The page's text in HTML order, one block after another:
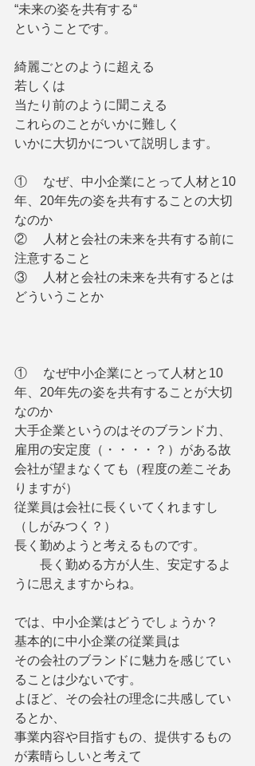
“未来の姿を共有する“
ということです。
綺麗ごとのように超える
若しくは
当たり前のように聞こえる
これらのことがいかに難しく
いかに大切かについて説明します。
①     なぜ、中小企業にとって人材と10
年、20年先の姿を共有することの大切
なのか
②     人材と会社の未来を共有する前に
注意すること
③     人材と会社の未来を共有するとは
どういうことか
①     なぜ中小企業にとって人材と10
年、20年先の姿を共有することが大切
なのか
大手企業というのはそのブランド力、
雇用の安定度（・・・・？）がある故
会社が望まなくても（程度の差こそあ
りますが）
従業員は会社に長くいてくれますし
（しがみつく？）
長く勤めようと考えるものです。
長く勤める方が人生、安定するよ
うに思えますからね。
では、中小企業はどうでしょうか？
基本的に中小企業の従業員は
その会社のブランドに魅力を感じてい
ることは少ないです。
よほど、その会社の理念に共感してい
るとか、
事業内容や目指すもの、提供するもの
が素晴らしいと考えて